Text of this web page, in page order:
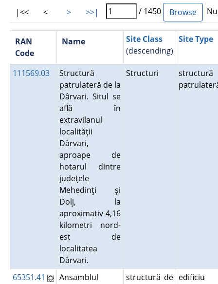
|<< < > >>| / 1450
RAN
Code
Name
Site Class
(descending)
Site Type
111569.03
Structură
patrulateră de la
Dârvari. Situl se
află în
extravilanul
localităţii
Dârvari,
aproape de
hotarul dintre
judeţele
Mehedinţi şi
Dolj, la
aproximativ 4,16
kilometri nord-
est de
localitatea
Dârvari.
Structuri
structură
65351.41
Ansamblul
structură de edificiu